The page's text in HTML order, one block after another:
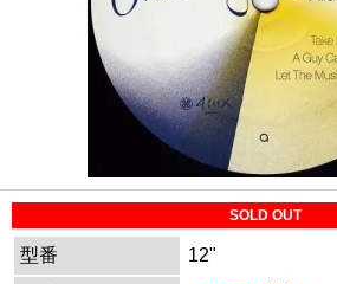
SOLD OUT
型番
12"